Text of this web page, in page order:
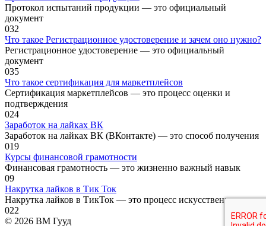
Протокол испытаний продукции — это официальный
документ
032
Что такое Регистрационное удостоверение и зачем оно нужно?
Регистрационное удостоверение — это официальный
документ
035
Что такое сертификация для маркетплейсов
Сертификация маркетплейсов — это процесс оценки и
подтверждения
024
Заработок на лайках ВК
Заработок на лайках ВК (ВКонтакте) — это способ получения
019
Курсы финансовой грамотности
Финансовая грамотность — это жизненно важный навык
09
Накрутка лайков в Тик Ток
Накрутка лайков в ТикТок — это процесс искусственного
022
© 2026 ВМ Гууд